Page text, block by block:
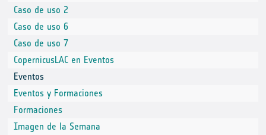
Caso de uso 2
Caso de uso 6
Caso de uso 7
CopernicusLAC en Eventos
Eventos
Eventos y Formaciones
Formaciones
Imagen de la Semana